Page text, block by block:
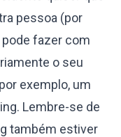
pessoa (por
fazer com
o seu
exemplo, um
Lembre-se de
também estiver